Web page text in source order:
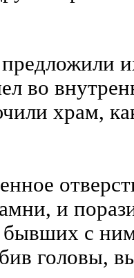
во
храм,
и
бывших с
головы,